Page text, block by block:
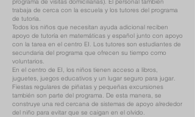
trabaja de cerca con la escuela y los tutores del programa
de tutoría.
Todos los niños que necesitan ayuda adicional reciben
apoyo de tutoría en matemáticas y español junto con apoyo
con la tarea en el centro EI. Los tutores son estudiantes de
secundaria del programa que ofrecen su tiempo como
voluntarios.
En el centro de EI, los niños tienen acceso a libros,
juguetes, juegos educativos y un lugar seguro para jugar.
Fiestas regulares de piñatas y pequeñas excursiones
también son parte del programa. De esta manera, se
construye una red cercana de sistemas de apoyo alrededor
del niño para evitar que se caigan en el olvido.